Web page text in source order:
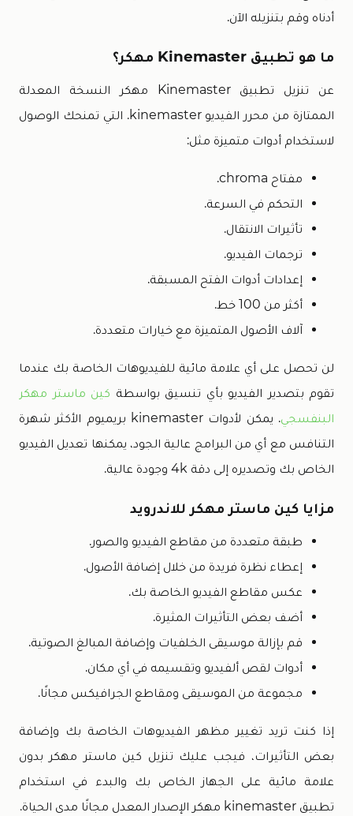
أدناه وقم بتنزيله الآن.
ما هو تطبيق Kinemaster مهكر؟
عن تنزيل تطبيق Kinemaster مهكر النسخة المعدلة
الممتازة من محرر الفيديو kinemaster. التي تمنحك الوصول
لاستخدام أدوات متميزة مثل:
مفتاح chroma.
التحكم في السرعة.
تأثيرات الانتقال.
ترجمات الفيديو.
إعدادات أدوات الفتح المسبقة.
أكثر من 100 خط.
آلاف الأصول المتميزة مع خيارات متعددة.
لن تحصل على أي علامة مائية للفيديوهات الخاصة بك عندما
تقوم بتصدير الفيديو بأي تنسيق بواسطة كين ماستر مهكر
البنفسجي
. يمكن لأدوات kinemaster بريميوم الأكثر شهرة
التنافس مع أي من البرامج عالية الجود، يمكنها تعديل الفيديو
الخاص بك وتصديره إلى دقة 4k وجودة عالية.
مزايا كين ماستر مهكر للاندرويد
طبقة متعددة من مقاطع الفيديو والصور.
إعطاء نظرة فريدة من خلال إضافة الأصول.
عكس مقاطع الفيديو الخاصة بك.
أضف بعض التأثيرات المثيرة.
قم بإزالة موسيقى الخلفيات وإضافة المبالغ الصوتية.
أدوات لقص ألفيديو وتقسيمه في أي مكان.
مجموعة من الموسيقى ومقاطع الجرافيكس مجانًا.
إذا كنت تريد تغيير مظهر الفيديوهات الخاصة بك وإضافة
بعض التأثيرات، فيجب عليك تنزيل كين ماستر مهكر بدون
علامة مائية على الجهاز الخاص بك والبدء في استخدام
تطبيق kinemaster مهكر الإصدار المعدل مجانًا مدى الحياة.